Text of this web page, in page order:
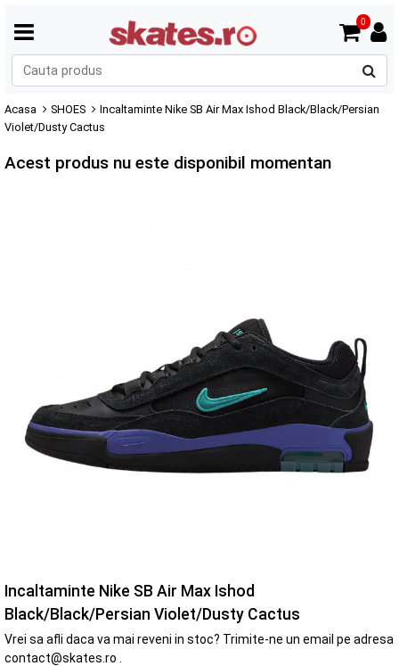
0
Acasa SHOES
Incaltaminte Nike SB Air Max Ishod Black/Black/Persian
Violet/Dusty Cactus
Acest produs nu este disponibil momentan
Incaltaminte Nike SB Air Max Ishod
Black/Black/Persian Violet/Dusty Cactus
Vrei sa afli daca va mai reveni in stoc? Trimite-ne un email pe adresa
contact@skates.ro .